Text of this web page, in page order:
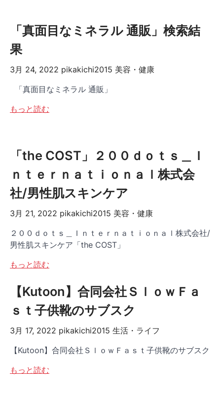
「真面目なミネラル 通販」検索結
果
3月 24, 2022 pikakichi2015 美容・健康
「真面目なミネラル 通販」
もっと読む
「the COST」２００ｄｏｔｓ＿Ｉ
ｎｔｅｒｎａｔｉｏｎａｌ株式会
社/男性肌スキンケア
3月 21, 2022 pikakichi2015 美容・健康
２００ｄｏｔｓ＿Ｉｎｔｅｒｎａｔｉｏｎａｌ株式会社/
男性肌スキンケア「the COST」
もっと読む
【Kutoon】合同会社ＳｌｏｗＦａ
ｓｔ子供靴のサブスク
3月 17, 2022 pikakichi2015 生活・ライフ
【Kutoon】合同会社ＳｌｏｗＦａｓｔ子供靴のサブスク
もっと読む